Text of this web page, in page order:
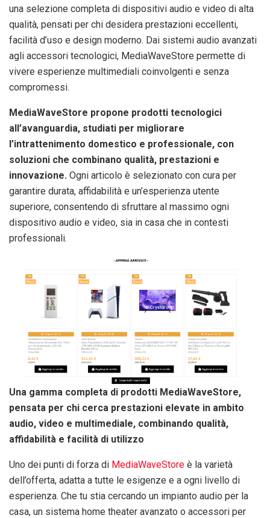
una selezione completa di dispositivi audio e video di alta
qualità, pensati per chi desidera prestazioni eccellenti,
facilità d’uso e design moderno. Dai sistemi audio avanzati
agli accessori tecnologici, MediaWaveStore permette di
vivere esperienze multimediali coinvolgenti e senza
compromessi.
MediaWaveStore propone prodotti tecnologici
all’avanguardia, studiati per migliorare
l’intrattenimento domestico e professionale, con
soluzioni che combinano qualità, prestazioni e
innovazione. Ogni articolo è selezionato con cura per
garantire durata, affidabilità e un’esperienza utente
superiore, consentendo di sfruttare al massimo ogni
dispositivo audio e video, sia in casa che in contesti
professionali.
Una gamma completa di prodotti MediaWaveStore,
pensata per chi cerca prestazioni elevate in ambito
audio, video e multimediale, combinando qualità,
affidabilità e facilità di utilizzo
Uno dei punti di forza di MediaWaveStore è la varietà
dell’offerta, adatta a tutte le esigenze e a ogni livello di
esperienza. Che tu stia cercando un impianto audio per la
casa, un sistema home theater avanzato o accessori per